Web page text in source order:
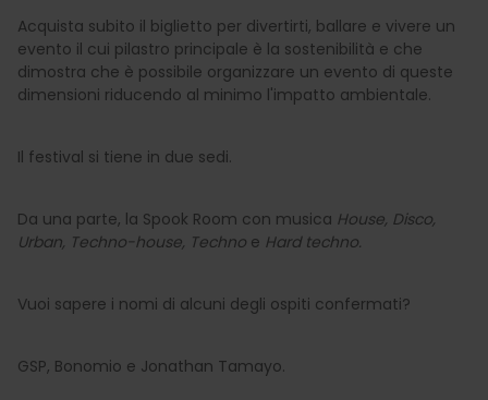
Acquista subito il biglietto per divertirti, ballare e vivere un
evento il cui pilastro principale è la sostenibilità e che
dimostra che è possibile organizzare un evento di queste
dimensioni riducendo al minimo l'impatto ambientale.
Il festival si tiene in due sedi.
Da una parte, la Spook Room con musica House, Disco,
Urban, Techno-house, Techno e Hard techno.
Vuoi sapere i nomi di alcuni degli ospiti confermati?
GSP, Bonomio e Jonathan Tamayo.